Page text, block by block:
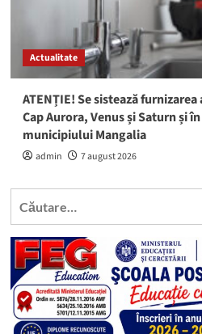
Actualitate
ATENȚIE! Se sistează
Cap Aurora, Venus și Saturn și
municipiului Mangalia
admin 7 august 2026